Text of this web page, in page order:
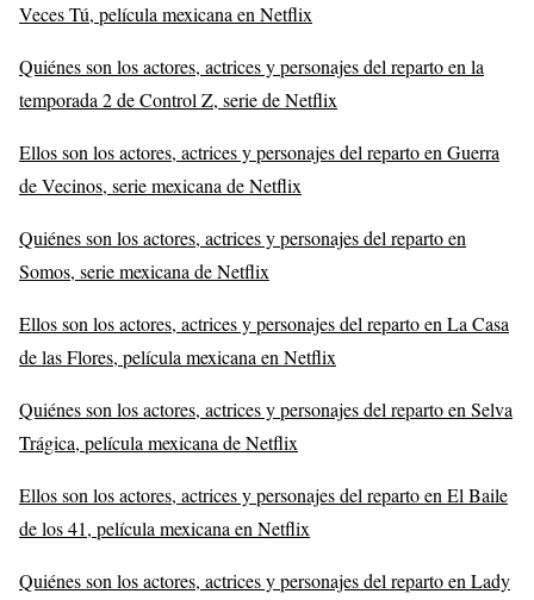
Veces Tú, película mexicana en Netflix
Quiénes son los actores, actrices y personajes del reparto en la
temporada 2 de Control Z, serie de Netflix
Ellos son los actores, actrices y personajes del reparto en Guerra
de Vecinos, serie mexicana de Netflix
Quiénes son los actores, actrices y personajes del reparto en
Somos, serie mexicana de Netflix
Ellos son los actores, actrices y personajes del reparto en La Casa
de las Flores, película mexicana en Netflix
Quiénes son los actores, actrices y personajes del reparto en Selva
Trágica, película mexicana de Netflix
Ellos son los actores, actrices y personajes del reparto en El Baile
de los 41, película mexicana en Netflix
Quiénes son los actores, actrices y personajes del reparto en Lady